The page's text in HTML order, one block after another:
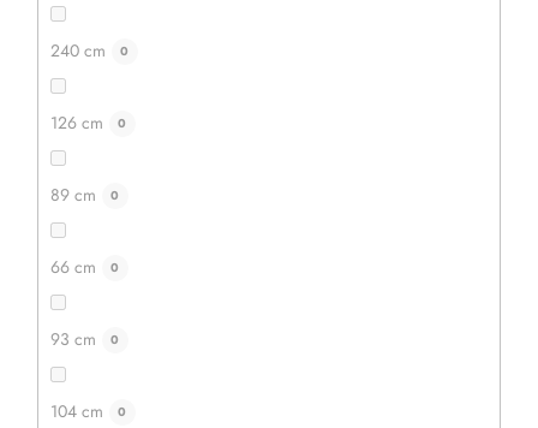
240 cm 0
126 cm 0
89 cm 0
66 cm 0
93 cm 0
104 cm 0